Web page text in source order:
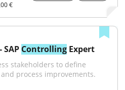
€
Controlling Expert
process improvements.